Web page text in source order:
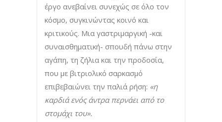
έργο ανεβαίνει συνεχώς σε όλο τον
κόσμο, συγκινώντας κοινό και
κριτικούς. Μια γαστριμαργική -και
συναισθηματική- σπουδή πάνω στην
αγάπη, τη ζήλια και την προδοσία,
που με βιτριολικό σαρκασμό
επιβεβαιώνει την παλιά ρήση: «η
καρδιά ενός άντρα περνάει από το
στομάχι του».